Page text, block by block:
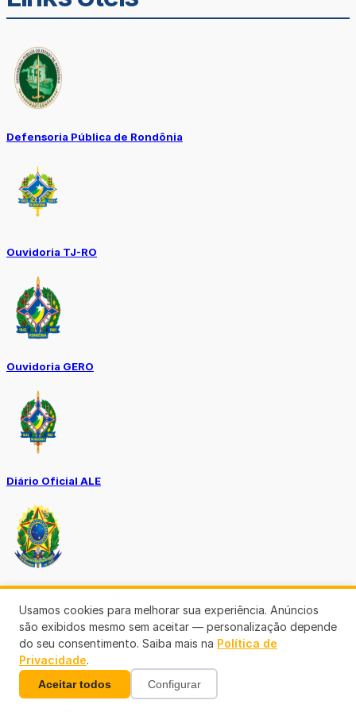
Defensoria Pública de Rondônia
Ouvidoria TJ-RO
Ouvidoria GERO
Diário Oficial ALE
Usamos cookies para melhorar sua experiência. Anúncios
são exibidos mesmo sem aceitar — personalização depende
do seu consentimento. Saiba mais na Política de
Privacidade.
Aceitar todos Configurar